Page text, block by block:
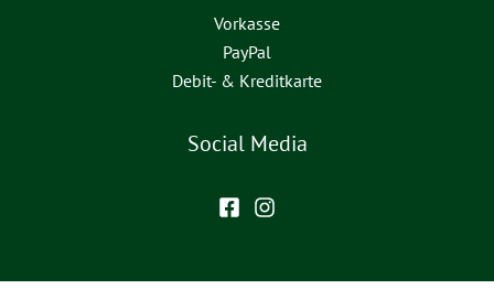
Vorkasse
PayPal
Debit- & Kreditkarte
Social Media